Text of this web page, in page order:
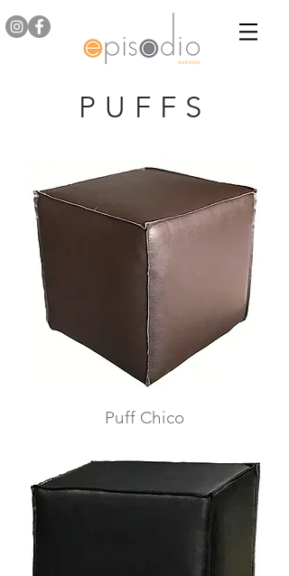
PUFFS
Puff Chico